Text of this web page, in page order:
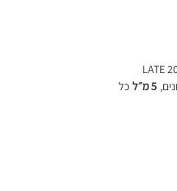
6 צבעים חדשים מקולקציית קיץ 2026 LATE
5 מ״ל
כל